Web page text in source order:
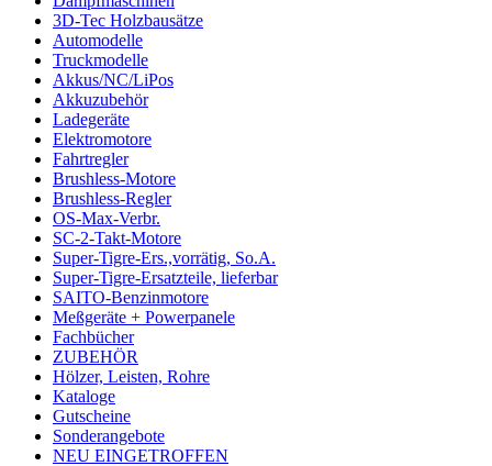
3D-Tec Holzbausätze
Automodelle
Truckmodelle
Akkus/NC/LiPos
Akkuzubehör
Ladegeräte
Elektromotore
Fahrtregler
Brushless-Motore
Brushless-Regler
OS-Max-Verbr.
SC-2-Takt-Motore
Super-Tigre-Ers.,vorrätig, So.A.
Super-Tigre-Ersatzteile, lieferbar
SAITO-Benzinmotore
Meßgeräte + Powerpanele
Fachbücher
ZUBEHÖR
Hölzer, Leisten, Rohre
Kataloge
Gutscheine
Sonderangebote
NEU EINGETROFFEN